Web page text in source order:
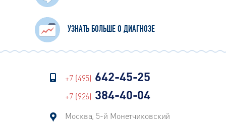
УЗНАТЬ БОЛЬШЕ О ДИАГНОЗЕ
+7 (495) 642-45-25
+7 (926) 384-40-04
Москва, 5-й Монетчиковский